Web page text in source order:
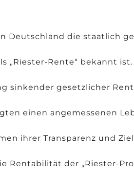
Deutschland die staatlich
„Riester-Rente“ bekannt
sinkender gesetzlicher
einen angemessenen
ihrer Transparenz und
Rentabilität der „Riester-